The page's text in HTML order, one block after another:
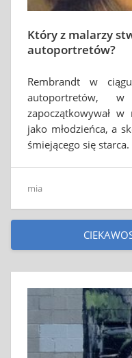
Który z malarzy
autoportretów?
Rembrandt w
autoportretów,
zapoczątkowywał
jako młodzieńca, a
śmiejącego się starca.
mia